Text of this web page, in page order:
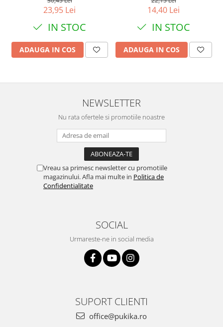
23,95 Lei
IN STOC
ADAUGA IN COS
14,40 Lei
IN STOC
ADAUGA IN COS
NEWSLETTER
Nu rata ofertele si promotiile noastre
Vreau sa primesc newsletter cu promotiile
magazinului. Afla mai multe in Politica de
Confidentialitate
SOCIAL
Urmareste-ne in social media
SUPORT CLIENTI
office@pukika.ro